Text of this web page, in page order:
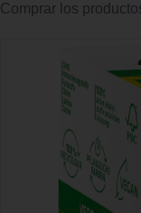
Comprar los